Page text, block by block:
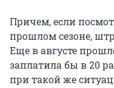
Причем, если
прошлом сезоне,
Еще в августе
заплатила бы в20
при такой же